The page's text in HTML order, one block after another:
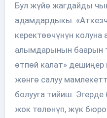
Бул жүйө жагдайды
адамдардыкы.
керектөөчүнүн
алымдарынын баарын
өтпөй калат»
жөнгө салуу
болууга тийиш.
жок төлөнүп, жүк